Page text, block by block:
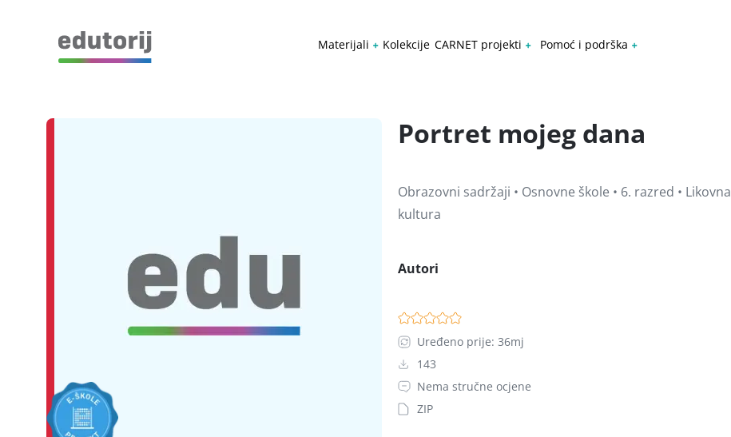
Materijali Kolekcije CARNET projekti Pomoć i podrška
Portret mojeg dana
Obrazovni sadržaji • Osnovne škole • 6. razred • Likovna
kultura
Autori
Uređeno prije: 36mj
143
Nema stručne ocjene
ZIP